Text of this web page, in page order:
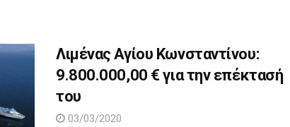
Λιμένας Αγίου Κωνσταντίνου:
9.800.000,00 € για την επέκτασή
του
03/03/2020